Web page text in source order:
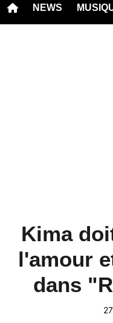
NEWS
Kima
l'amour
dans